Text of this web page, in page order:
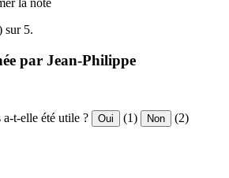
sur 5.
par Jean-Philippe
t-elle été utile ? Oui (1) Non (2)